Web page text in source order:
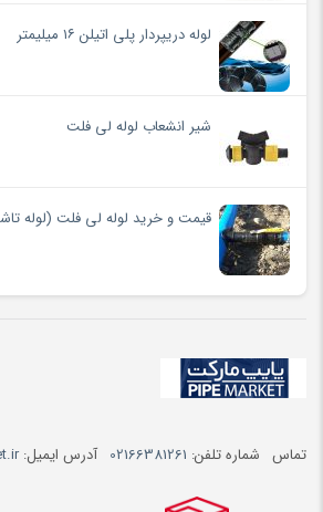
لوله دریپردار پلی اتیلن ۱۶ میلیمتر
شیر انشعاب لوله لی فلت
قیمت و خرید لوله لی فلت (لوله
تماس شماره تلفن: 02166381261 آدرس ایمیل: